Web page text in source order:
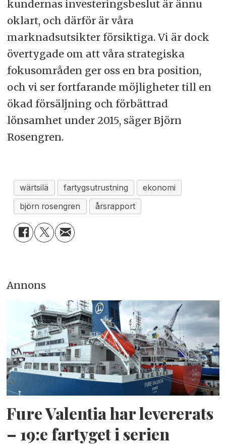
kundernas investeringsbeslut är ännu
oklart, och därför är våra
marknadsutsikter försiktiga. Vi är dock
övertygade om att våra strategiska
fokusområden ger oss en bra position,
och vi ser fortfarande möjligheter till en
ökad försäljning och förbättrad
lönsamhet under 2015, säger Björn
Rosengren.
wärtsilä fartygsutrustning
ekonomi
björn rosengren
årsrapport
Annons
Fure Valentia har levererats
– 19:e fartyget i serien